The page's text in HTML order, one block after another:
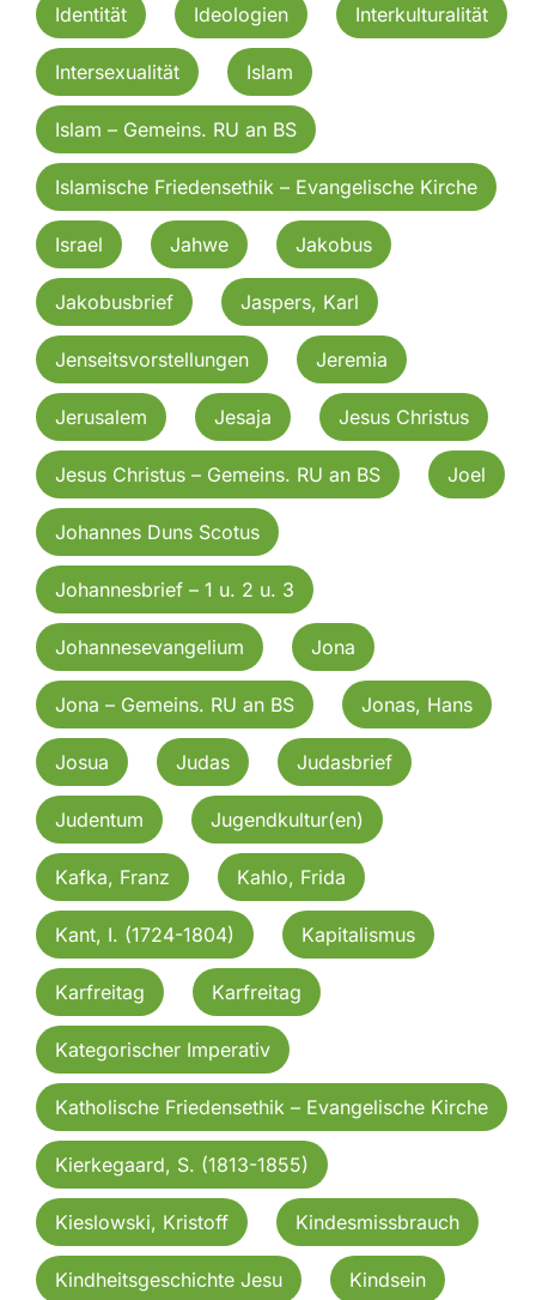
Identität Ideologien Interkulturalität
Intersexualität Islam
Islam – Gemeins. RU an BS
Islamische Friedensethik – Evangelische Kirche
Israel Jahwe Jakobus
Jakobusbrief Jaspers, Karl
Jenseitsvorstellungen Jeremia
Jerusalem Jesaja Jesus Christus
Jesus Christus – Gemeins. RU an BS Joel
Johannes Duns Scotus
Johannesbrief – 1 u. 2 u. 3
Johannesevangelium Jona
Jona – Gemeins. RU an BS Jonas, Hans
Josua Judas Judasbrief
Judentum Jugendkultur(en)
Kafka, Franz Kahlo, Frida
Kant, I. (1724-1804) Kapitalismus
Karfreitag Karfreitag
Kategorischer Imperativ
Katholische Friedensethik – Evangelische Kirche
Kierkegaard, S. (1813-1855)
Kieslowski, Kristoff Kindesmissbrauch
Kindheitsgeschichte Jesu Kindsein